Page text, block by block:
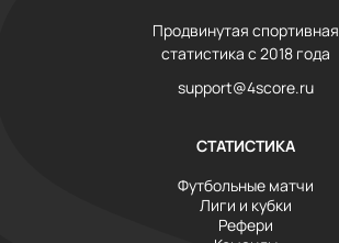
Продвинутая спортивная
статистика с 2018 года
support@4score.ru
СТАТИСТИКА
Футбольные матчи
Лиги и кубки
Рефери